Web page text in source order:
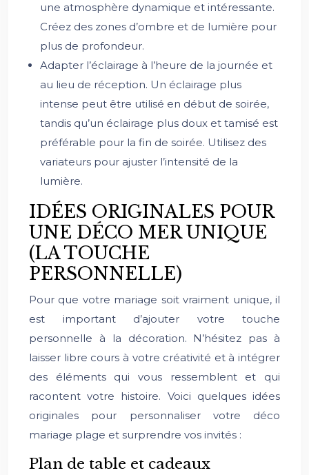
une atmosphère dynamique et intéressante.
Créez des zones d’ombre et de lumière pour
plus de profondeur.
Adapter l’éclairage à l’heure de la journée et
au lieu de réception. Un éclairage plus
intense peut être utilisé en début de soirée,
tandis qu’un éclairage plus doux et tamisé est
préférable pour la fin de soirée. Utilisez des
variateurs pour ajuster l’intensité de la
lumière.
IDÉES ORIGINALES POUR
UNE DÉCO MER UNIQUE
(LA TOUCHE
PERSONNELLE)
Pour que votre mariage soit vraiment unique, il
est important d’ajouter votre touche
personnelle à la décoration. N’hésitez pas à
laisser libre cours à votre créativité et à intégrer
des éléments qui vous ressemblent et qui
racontent votre histoire. Voici quelques idées
originales pour personnaliser votre déco
mariage plage et surprendre vos invités :
Plan de table et cadeaux